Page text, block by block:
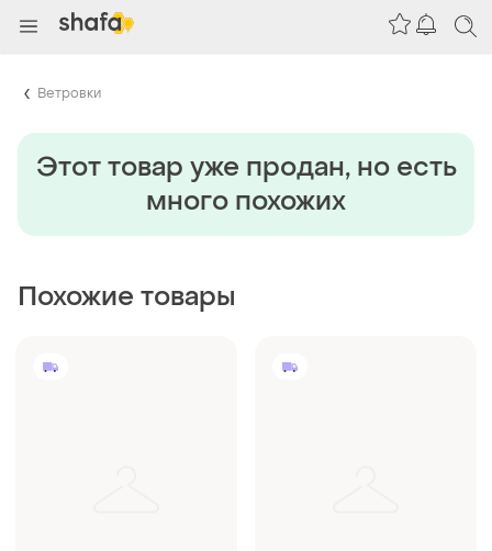
Ветровки
Этот товар уже продан, но есть
много похожих
Похожие товары